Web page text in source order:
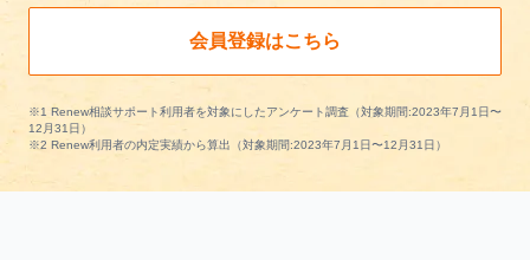
会員登録はこちら
※1 Renew相談サポート利用者を対象にしたアンケート調査（対象期間:2023年7月1日〜
12月31日）
※2 Renew利用者の内定実績から算出（対象期間:2023年7月1日〜12月31日）